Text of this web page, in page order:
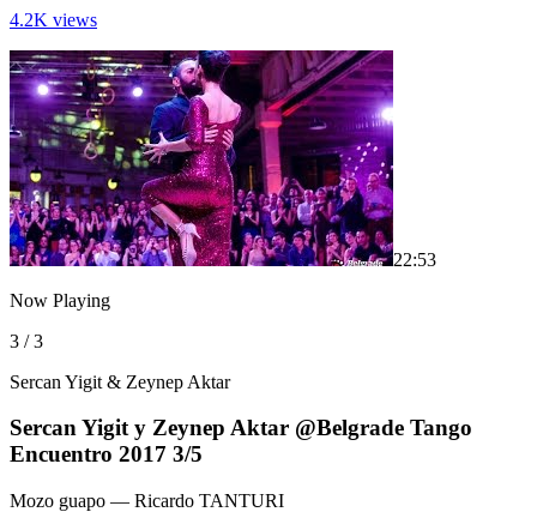
4.2K views
22:53
Now Playing
3 / 3
Sercan Yigit & Zeynep Aktar
Sercan Yigit y Zeynep Aktar @Belgrade Tango
Encuentro 2017 3/5
Mozo guapo — Ricardo TANTURI